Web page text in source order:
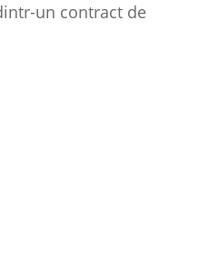
un contract de